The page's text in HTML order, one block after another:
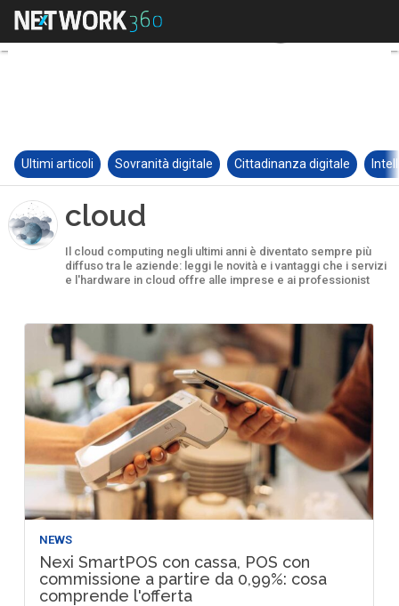
Ultimi articoli Sovranità digitale Cittadinanza digitale
cloud
Il cloud computing negli ultimi anni è diventato sempre più
diffuso tra le aziende: leggi le novità e i vantaggi che i servizi
e l'hardware in cloud offre alle imprese e ai professionist
NEWS
Nexi SmartPOS con cassa, POS con
commissione a partire da 0,99%: cosa
comprende l'offerta